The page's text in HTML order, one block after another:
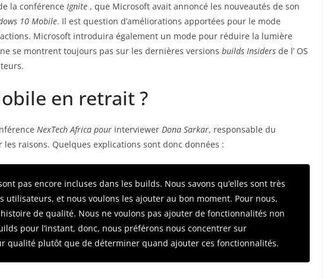
la conférence Ignite , que Microsoft avait annoncé les nouveautés de son
10 Mobile. Il est question d’améliorations apportées pour le mode
Microsoft introduira également un mode pour réduire la lumière
se montrent toujours pas sur les dernières versions builds Insiders de l’ OS
en retrait ?
NexTech Africa pour interviewer Dona Sarkar, responsable du
les raisons. Quelques explications sont donc données :
pas encore incluses dans les builds. Nous savons qu’elles sont très
utilisateurs, et nous voulons les ajouter au bon moment. Pour nous,
histoire de qualité. Nous ne voulons pas ajouter de fonctionnalités non
pour l’instant, donc, nous préférons nous concentrer sur
qualité plutôt que de déterminer quand ajouter ces fonctionnalités.